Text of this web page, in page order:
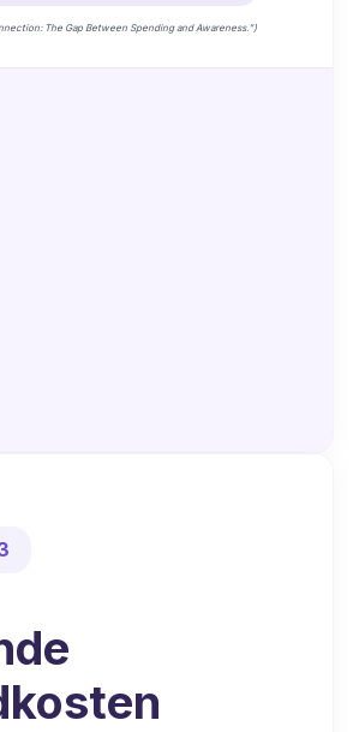
The Gap Between Spending and Awareness.”)